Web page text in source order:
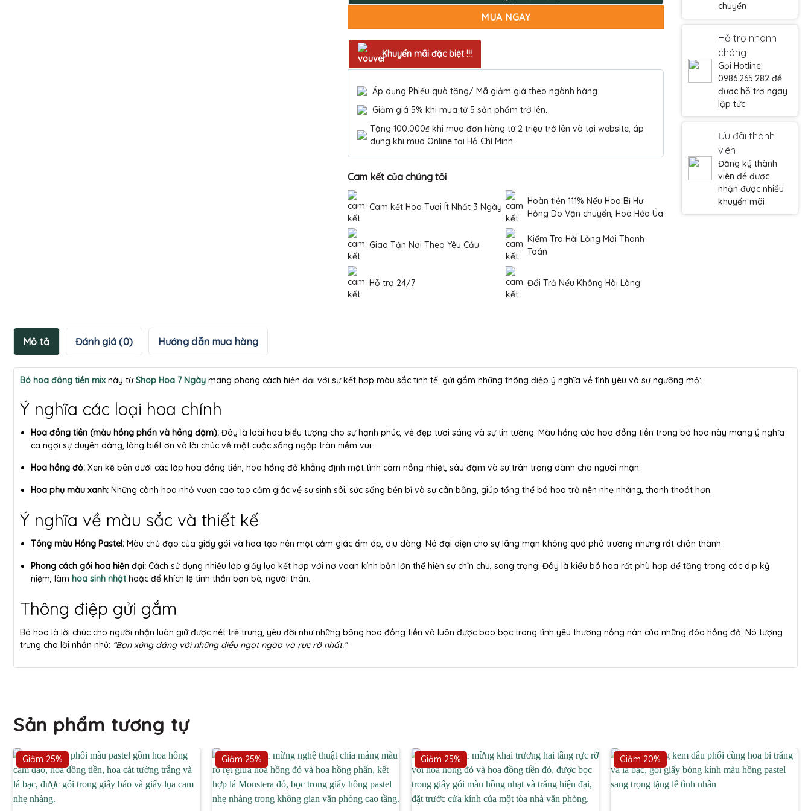
MUA NGAY
Khuyến mãi đặc biệt !!!
Áp dụng Phiếu quà tặng/ Mã giảm giá theo ngành hàng.
Giảm giá 5% khi mua từ 5 sản phẩm trở lên.
Tặng 100.000₫ khi mua đơn hàng từ 2 triệu trở lên và tại website, áp
dụng khi mua Online tại Hồ Chí Minh.
Cam kết của chúng tôi
Cam kết Hoa Tươi Ít Nhất 3 Ngày
Hoàn tiền 111% Nếu Hoa Bị Hư
Hỏng Do Vận chuyển, Hoa Héo Úa
Giao Tận Nơi Theo Yêu Cầu
Kiểm Tra Hài Lòng Mới Thanh
Toán
Hỗ trợ 24/7 Đổi Trả Nếu Không Hài Lòng
chuyển
Hỗ trợ nhanh
chóng
Gọi Hotline:
0986.265.282 để
được hỗ trợ ngay
lập tức
Ưu đãi thành
viên
Đăng ký thành
viên để được
nhận được nhiều
khuyến mãi
Mô tả Đánh giá (0) Hướng dẫn mua hàng
Bó hoa đông tiền mix này từShop Hoa 7 Ngày mang phong cách hiện đại với sự kết hợp màu sắc tinh tế, gửi gắm những thông điệp ý nghĩa về tình yêu và sự ngưỡng mộ:
Ý nghĩa các loại hoa chính
Hoa đồng tiền (màu hồng phấn và hồng đậm): Đây là loài hoa biểu tượng cho sự hạnh phúc, vẻ đẹp tươi sáng và sự tin tưởng. Màu hồng của hoa đồng tiền trong bó hoa này mang ý nghĩa
ca ngợi sự duyên dáng, lòng biết ơn và lời chúc về một cuộc sống ngập tràn niềm vui.
Hoa hồng đỏ: Xen kẽ bên dưới các lớp hoa đồng tiền, hoa hồng đỏ khẳng định một tình cảm nồng nhiệt, sâu đậm và sự trân trọng dành cho người nhận.
Hoa phụ màu xanh: Những cành hoa nhỏ vươn cao tạo cảm giác về sự sinh sôi, sức sống bền bỉ và sự cân bằng, giúp tổng thể bó hoa trở nên nhẹ nhàng, thanh thoát hơn.
Ý nghĩa về màu sắc và thiết kế
Tông màu Hồng Pastel: Màu chủ đạo của giấy gói và hoa tạo nên một cảm giác ấm áp, dịu dàng. Nó đại diện cho sự lãng mạn không quá phô trương nhưng rất chân thành.
Phong cách gói hoa hiện đại: Cách sử dụng nhiều lớp giấy lụa kết hợp với nơ voan kính bản lớn thể hiện sự chỉn chu, sang trọng. Đây là kiểu bó hoa rất phù hợp để tặng trong các dịp kỷ
niệm, làm hoa sinh nhật hoặc để khích lệ tinh thần bạn bè, người thân.
Thông điệp gửi gắm
Bó hoa là lời chúc cho người nhận luôn giữ được nét trẻ trung, yêu đời như những bông hoa đồng tiền và luôn được bao bọc trong tình yêu thương nồng nàn của những đóa hồng đỏ. Nó tượng
trưng cho lời nhắn nhủ: “Bạn xứng đáng với những điều ngọt ngào và rực rỡ nhất.”
Sản phẩm tương tự
Giảm 25% Giảm 25% Giảm 25% Giảm 20%